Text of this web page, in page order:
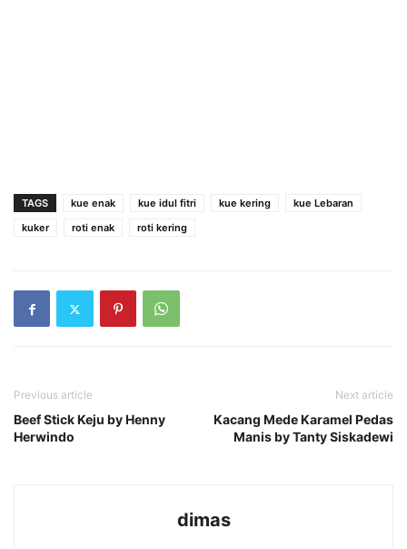
TAGS kue enak kue idul fitri kue kering
kue Lebaran
kuker
roti enak roti kering
Previous article
Beef Stick Keju by Henny
Herwindo
Next article
Kacang Mede Karamel Pedas
Manis by Tanty Siskadewi
dimas